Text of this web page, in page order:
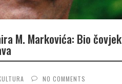
M. Markovića: Bio čovjek
NO COMMENTS